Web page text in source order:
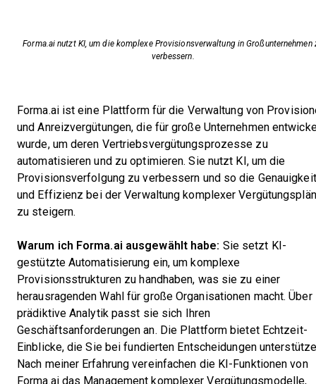
Forma.ai nutzt KI, um die komplexe Provisionsverwaltung in Großunternehmen
verbessern.
Forma.ai ist eine Plattform für die Verwaltung von
und Anreizvergütungen, die für große Unternehmen
wurde, um deren Vertriebsvergütungsprozesse zu
automatisieren und zu optimieren. Sie nutzt KI, um die
Provisionsverfolgung zu verbessern und so die Genauigkeit
und Effizienz bei der Verwaltung komplexer
zu steigern.
Warum ich Forma.ai ausgewählt habe: Sie setzt KI-
gestützte Automatisierung ein, um komplexe
Provisionsstrukturen zu handhaben, was sie zu einer
herausragenden Wahl für große Organisationen macht. Über
prädiktive Analytik passt sie sich Ihren
Geschäftsanforderungen an. Die Plattform bietet Echtzeit-
Einblicke, die Sie bei fundierten Entscheidungen
Nach meiner Erfahrung vereinfachen die KI-Funktionen von
Forma.ai das Management komplexer Vergütungsmodelle,